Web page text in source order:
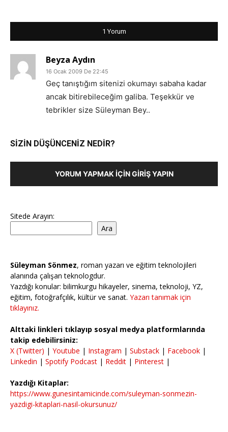
1 Yorum
Beyza Aydın
16 Ocak 2009 De 22:45
Geç tanıştığım sitenizi okumayı sabaha kadar
ancak bitirebileceğim galiba. Teşekkür ve
tebrikler size Süleyman Bey..
SİZİN DÜŞÜNCENİZ NEDİR?
YORUM YAPMAK İÇIN GIRIŞ YAPIN
Sitede Arayın:
Ara
Süleyman Sönmez, roman yazarı ve eğitim teknolojileri
alanında çalışan teknologdur.
Yazdığı konular: bilimkurgu hikayeler, sinema, teknoloji, YZ,
eğitim, fotoğrafçılık, kültür ve sanat. Yazarı tanımak için
tıklayınız.
Alttaki linkleri tıklayıp sosyal medya platformlarında
takip edebilirsiniz:
X (Twitter) | Youtube | Instagram | Substack | Facebook |
Linkedin | Spotify Podcast | Reddit | Pinterest |
Yazdığı Kitaplar:
https://www.gunesintamicinde.com/suleyman-sonmezin-
yazdigi-kitaplari-nasil-okursunuz/